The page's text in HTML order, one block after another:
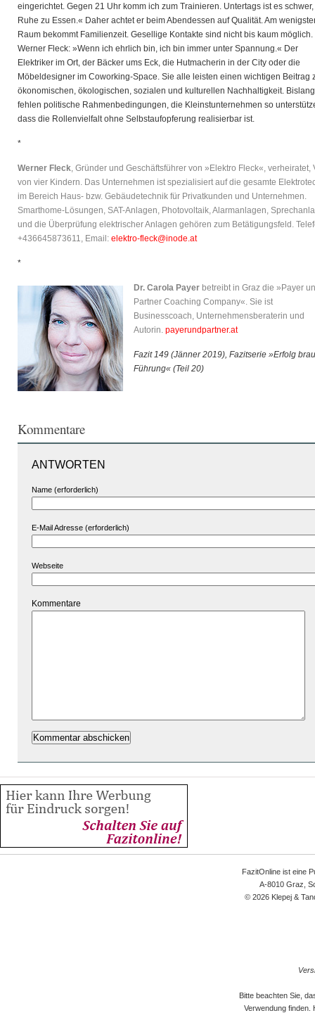
eingerichtet. Gegen 21 Uhr komm ich zum Trainieren. Untertags ist es
Ruhe zu Essen.« Daher achtet er beim Abendessen auf Qualität. Am
Raum bekommt Familienzeit. Gesellige Kontakte sind nicht bis kaum möglich.
Werner Fleck: »Wenn ich ehrlich bin, ich bin immer unter Spannung.« Der
Elektriker im Ort, der Bäcker ums Eck, die Hutmacherin in der City oder die
Möbeldesigner im Coworking-Space. Sie alle leisten einen wichtigen Beitrag
ökonomischen, ökologischen, sozialen und kulturellen Nachhaltigkeit. Bislang
fehlen politische Rahmenbedingungen, die Kleinstunternehmen so
dass die Rollenvielfalt ohne Selbstaufopferung realisierbar ist.
*
Werner Fleck, Gründer und Geschäftsführer von »Elektro Fleck«, verheiratet,
von vier Kindern. Das Unternehmen ist spezialisiert auf die gesamte
im Bereich Haus- bzw. Gebäudetechnik für Privatkunden und Unternehmen.
Smarthome-Lösungen, SAT-Anlagen, Photovoltaik, Alarmanlagen,
und die Überprüfung elektrischer Anlagen gehören zum Betätigungsfeld.
+436645873611, Email: elektro-fleck@inode.at
*
Dr. Carola Payer betreibt in Graz die »Payer
Partner Coaching Company«. Sie ist
Businesscoach, Unternehmensberaterin und
Autorin. payerundpartner.at
Fazit 149 (Jänner 2019), Fazitserie »Erfolg
Führung« (Teil 20)
Kommentare
ANTWORTEN
Name (erforderlich)
E-Mail Adresse (erforderlich)
Webseite
Kommentare
FazitOnline ist eine
A-8010 Graz,
© 2026 Klepej &
Bitte beachten Sie,
Verwendung finden.